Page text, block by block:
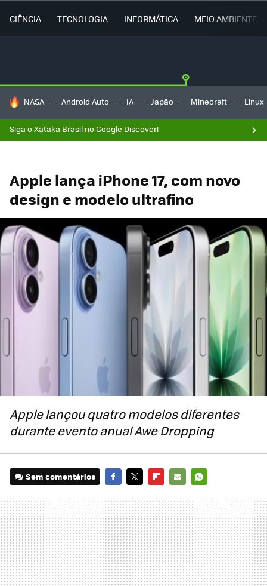
CIÊNCIA TECNOLOGIA INFORMÁTICA MEIO AMBIENTE
TENDÊNCIAS DO DIA
NASA Android Auto IA Japão Minecraft Linux
Siga o Xataka Brasil no Google Discover!
Apple lança iPhone 17, com novo
design e modelo ultrafino
Apple lançou quatro modelos diferentes
durante evento anualAwe Dropping
Sem comentários
MAIL